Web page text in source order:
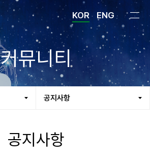
KOR ENG
커뮤니티
공지사항
공지사항